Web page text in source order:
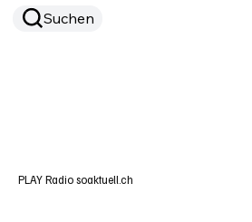
Suchen
PLAY Radio soaktuell.ch